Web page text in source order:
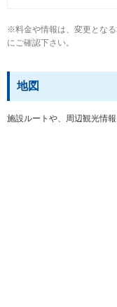
※料金や情報は、変更とな
にご確認下さい。
地図
施設ルートや、周辺観光情